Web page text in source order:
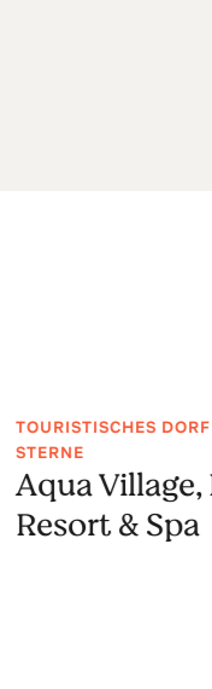
TOURISTISCHES
STERNE
Aqua
Resort & Spa